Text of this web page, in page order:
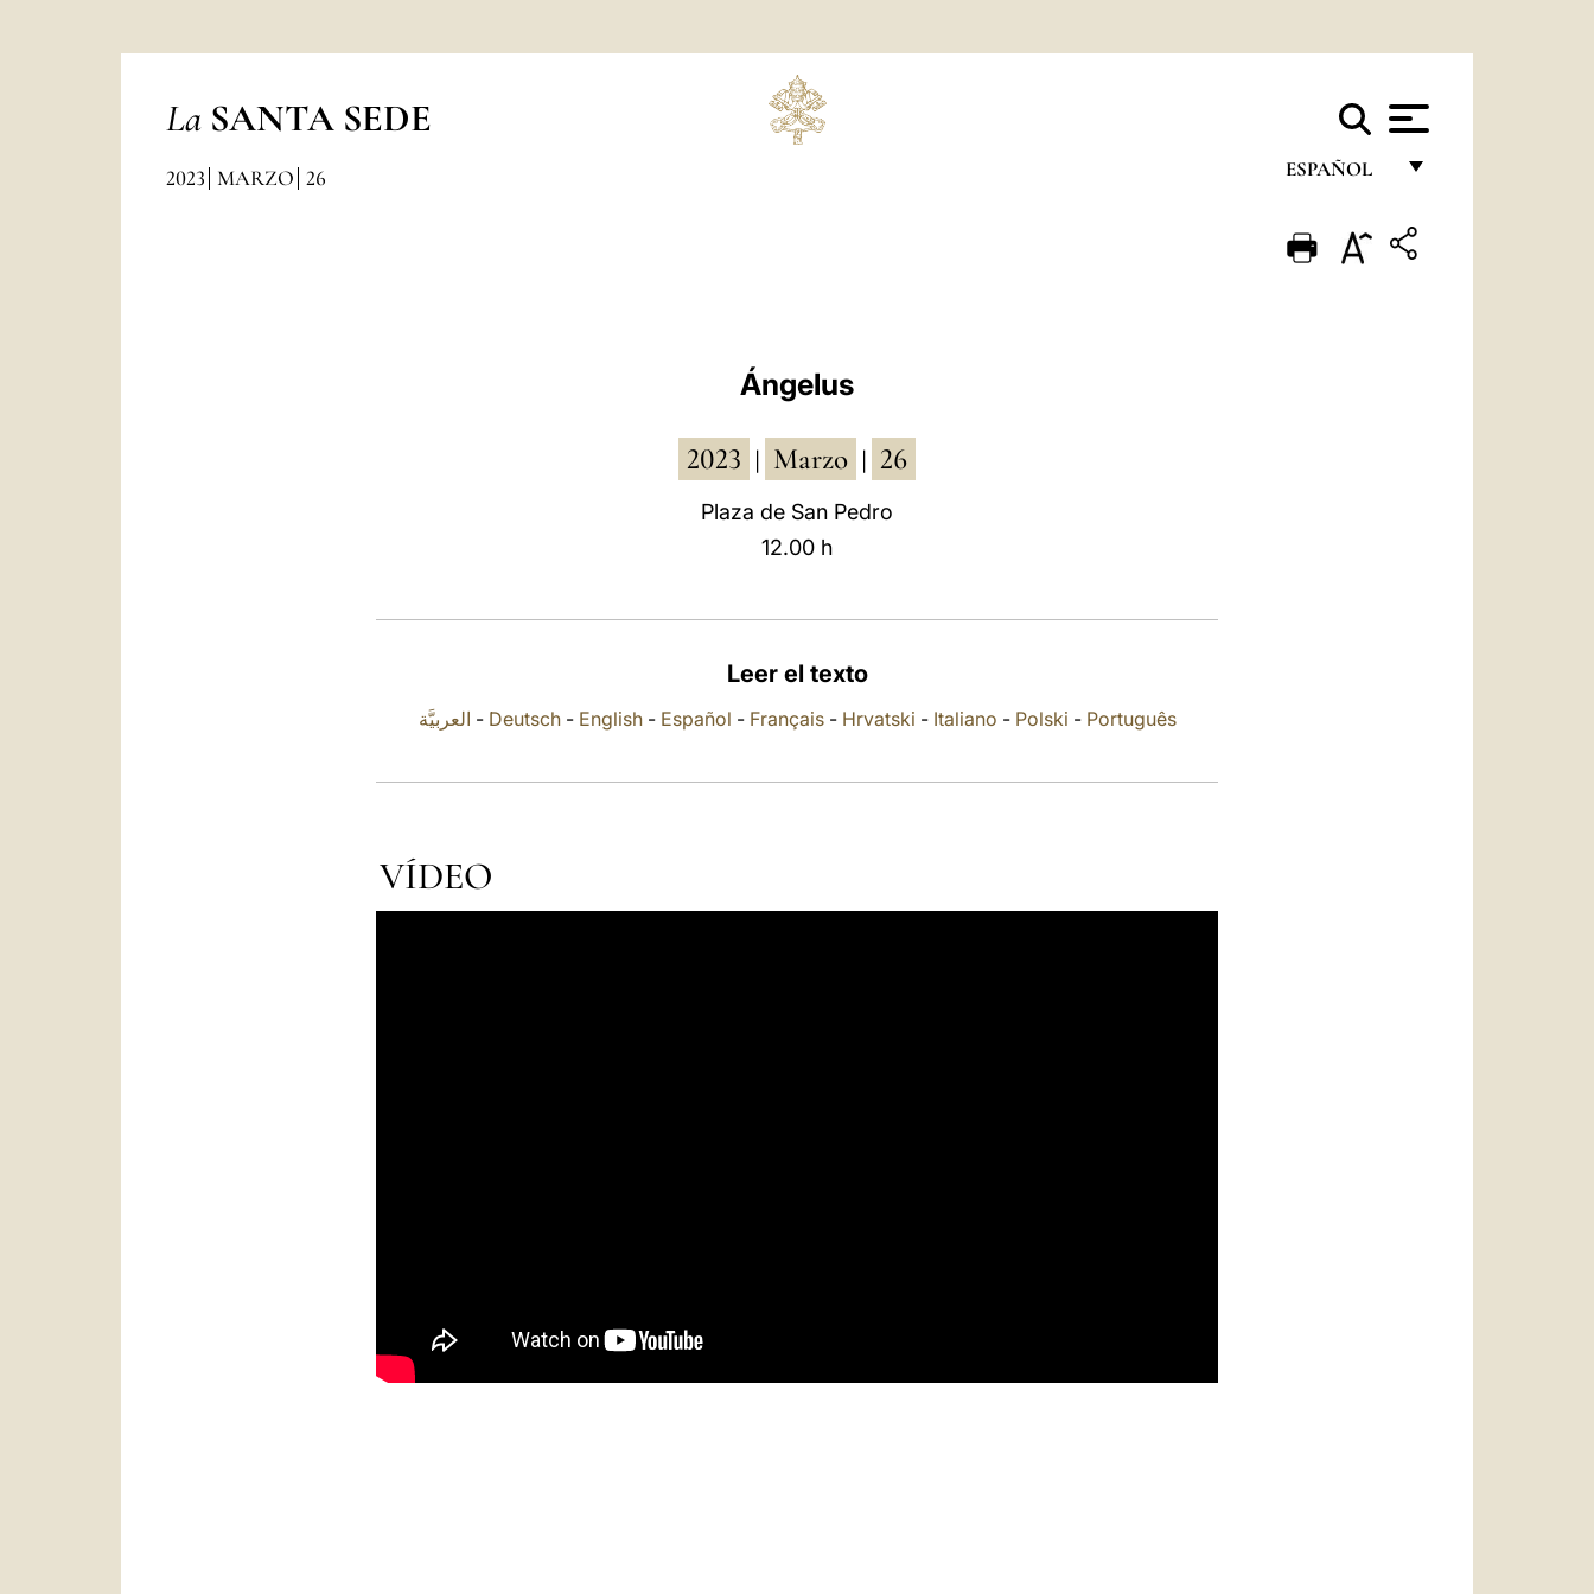
La SANTA SEDE
ESPAÑOL
ENGLISH
2023 MARZO 26
Ángelus
2023 Marzo 26
Plaza de San Pedro
12.00 h
Leer el texto
العربيَّة - Deutsch- English- Español - Français- Hrvatski - Italiano - Polski - Português
VÍDEO